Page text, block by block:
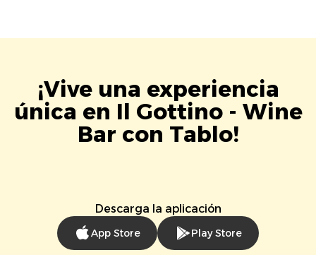
¡Vive una experiencia
única en Il Gottino - Wine
Bar con Tablo!
Descarga la aplicación
App Store Play Store